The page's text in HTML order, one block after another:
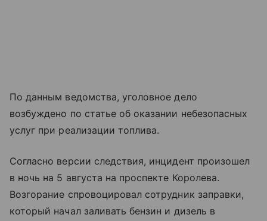
По данным ведомства, уголовное дело
возбуждено по статье об оказании небезопасных
услуг при реализации топлива.
Согласно версии следствия, инцидент произошел
в ночь на 5 августа на проспекте Королева.
Возгорание спровоцировал сотрудник заправки,
который начал заливать бензин и дизель в